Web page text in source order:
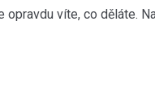
víte, co děláte.